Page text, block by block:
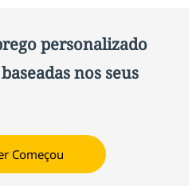
personalizado
nos seus
Obter Começou